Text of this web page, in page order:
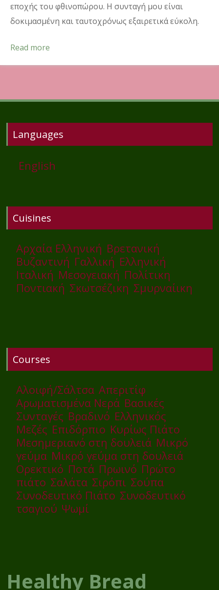
εποχής του φθινοπώρου. Η συνταγή μου είναι
δοκιμασμένη και ταυτοχρόνως εξαιρετικά εύκολη.
Read more
Languages
English
Cuisines
Αρχαία Ελληνική Βρετανική
Βυζαντινή Γαλλική Ελληνική
Ιταλική Μεσογειακή Πολίτικη
Ποντιακή Σκωτσέζικη Σμυρναίικη
Courses
Αλοιφή/Σάλτσα Απεριτίφ
Αρωματισμένα Νερά Βασικές
Συνταγές Βραδινό Ελληνικός
Μεζές Επιδόρπιο Κυρίως Πιάτο
Μεσημεριανό στη δουλειά Μικρό
γεύμα Μικρό γεύμα στη δουλειά
Ορεκτικό Ποτά Πρωινό Πρώτο
πιάτο Σαλάτα Σιρόπι Σούπα
Συνοδευτικό Πιάτο Συνοδευτικό
τσαγιού Ψωμί
Healthy Bread